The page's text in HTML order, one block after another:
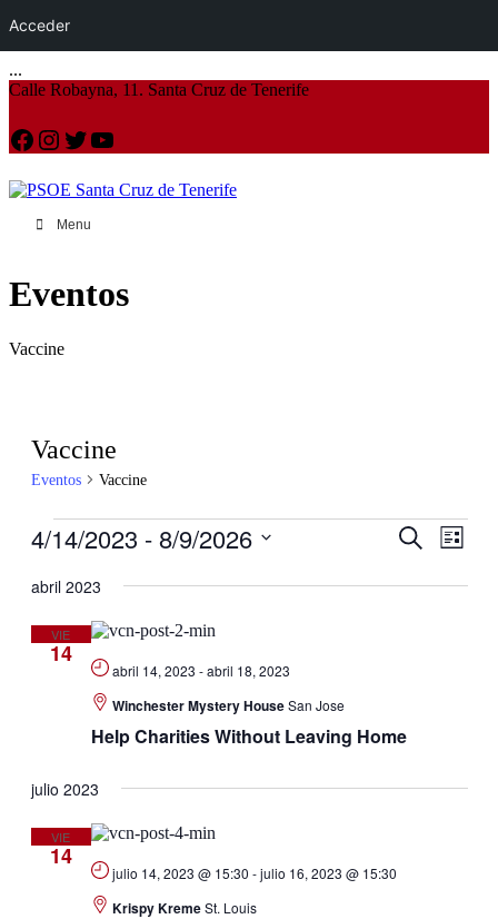
...
Acceder
Calle Robayna, 11. Santa Cruz de Tenerife
Facebook
Instagram
Twitter
YouTube
Menu
Eventos
Vaccine
Vaccine
Eventos Vaccine
Eventos
búsqueda
Buscar
vistas
Lista
4/14/2023 - 8/9/2026
la
abril 2023
VIE
14
Help Charities Without Leaving Home
abril 14, 2023 -abril 18, 2023
Winchester Mystery HouseSan Jose
julio 2023
VIE
14
julio 14, 2023 @ 15:30 -julio 16, 2023 @ 15:30
Krispy KremeSt. Louis